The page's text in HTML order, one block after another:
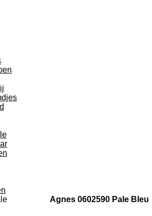
Agnes 0602590 Pale Bleu